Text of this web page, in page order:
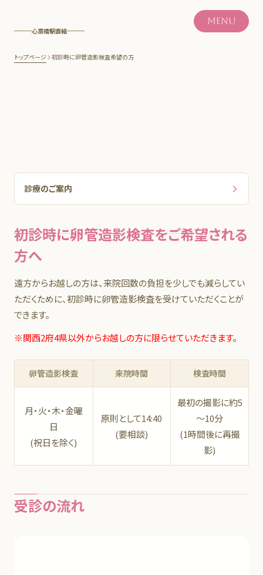
心斎橋駅直結
MENU
トップページ 初診時に卵管造影検査希望の方
診療のご案内
診療スケジュール
混雑状況
第2子以降希望の方
プレコンセプションケア検診
初診時に卵管造影検査希望の方
遺伝カウンセリング
栄養カウンセリング
こころのサロン
胚培養士相談のご案内
費用について
初診時に卵管造影検査をご希望される
方へ
遠方からお越しの方は、来院回数の負担を少しでも減らしてい
ただくために、初診時に卵管造影検査を受けていただくことが
できます。
※関西2府4県以外からお越しの方に限らせていただきます。
卵管造影検査 来院時間 検査時間
月・火・木・金曜
日
(祝日を除く)
原則として14:40
(要相談)
最初の撮影に約5
～10分
(1時間後に再撮
影)
受診の流れ